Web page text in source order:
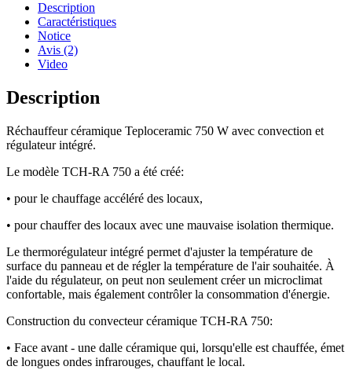
Description
Caractéristiques
Notice
Avis (2)
Video
Description
Réchauffeur céramique Teploceramic 750 W avec convection et
régulateur intégré.
Le modèle TCH-RA 750 a été créé:
• pour le chauffage accéléré des locaux,
• pour chauffer des locaux avec une mauvaise isolation thermique.
Le thermorégulateur intégré permet d'ajuster la température de
surface du panneau et de régler la température de l'air souhaitée. À
l'aide du régulateur, on peut non seulement créer un microclimat
confortable, mais également contrôler la consommation d'énergie.
Construction du convecteur céramique TCH-RA 750:
• Face avant - une dalle céramique qui, lorsqu'elle est chauffée, émet
de longues ondes infrarouges, chauffant le local.